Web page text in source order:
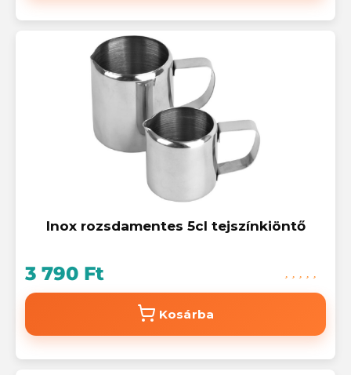
Inox rozsdamentes 5cl tejszínkiöntő
3 790 Ft
Kosárba